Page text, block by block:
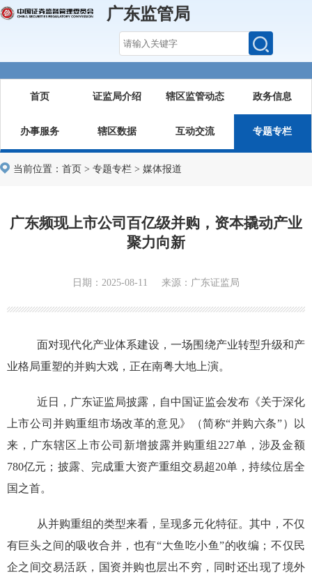
广东监管局
首页 证监局介绍 辖区监管动态 政务信息
办事服务 辖区数据 互动交流 专题专栏
当前位置： 首页 > 专题专栏 > 媒体报道
广东频现上市公司百亿级并购，资本撬动产业
聚力向新
日期：2025-08-11 来源：广东证监局
面对现代化产业体系建设，一场围绕产业转型升级和产
业格局重塑的并购大戏，正在南粤大地上演。
近日，广东证监局披露，自中国证监会发布《关于深化
上市公司并购重组市场改革的意见》（简称“并购六条”）以
来，广东辖区上市公司新增披露并购重组227单，涉及金额
780亿元；披露、完成重大资产重组交易超20单，持续位居全
国之首。
从并购重组的类型来看，呈现多元化特征。其中，不仅
有巨头之间的吸收合并，也有“大鱼吃小鱼”的收编；不仅民
企之间交易活跃，国资并购也层出不穷，同时还出现了境外